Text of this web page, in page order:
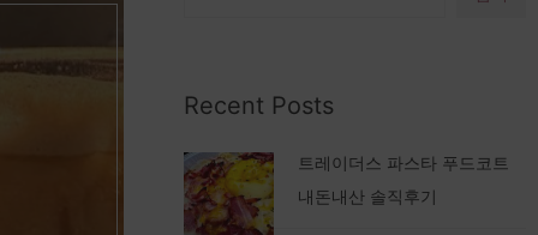
Recent Posts
트레이더스 파스타 푸드코트
내돈내산 솔직후기